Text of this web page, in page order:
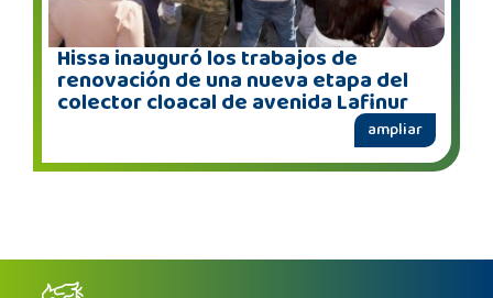
Hissa inauguró los trabajos de
renovación de una nueva etapa del
colector cloacal de avenida Lafinur
ampliar